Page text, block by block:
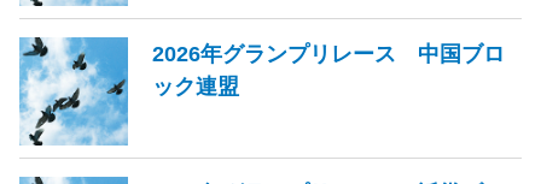
2026年グランプリレース 中国ブロ
ック連盟